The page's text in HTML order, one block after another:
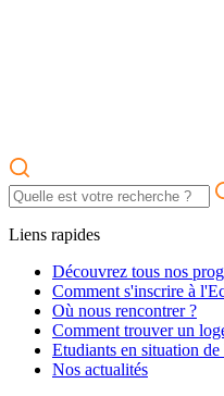
Liens rapides
Découvrez tous nos
Comment s'inscrire à
Où nous rencontrer ?
Comment trouver un
Etudiants en situation de
Nos actualités